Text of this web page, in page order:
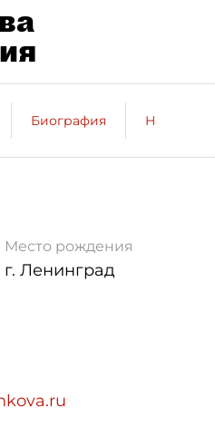
Биография Награды
Место рождения
г. Ленинград